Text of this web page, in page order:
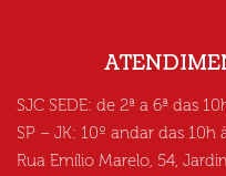
SJC SEDE: de 2ª a 6ª das
SP – JK: 10º andar das 10h
Rua Emílio Marelo, 54,